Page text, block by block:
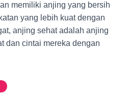
memiliki anjing yang bersih
yang lebih kuat dengan
anjing sehat adalah anjing
dan cintai mereka dengan